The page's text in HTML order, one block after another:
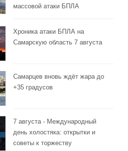
массовой атаки БПЛА
Хроника атаки БПЛА на
Самарскую область 7 августа
Самарцев вновь ждёт жара до
+35 градусов
7 августа - Международный
день холостяка: открытки и
советы к торжеству